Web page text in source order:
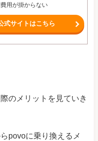
用が掛からない
式サイトはこちら
のメリットを見ていき
povoに乗り換えるメ